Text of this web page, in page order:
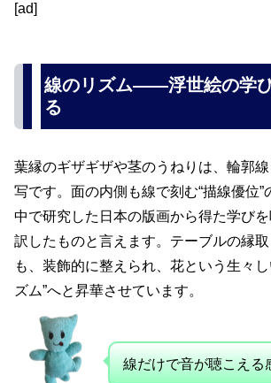
[ad]
線のリズム――浮世絵の学
る
葉縁のギザギザや茎のうねりは、輪郭
写です。面の内側も線で刻む“描線優位”
中で研究した日本の版画から得た学び
訳したものと言えます。テーブルの縁
も、装飾的に整えられ、花という生々し
ズム”へと昇華させています。
線だけで音が聴こえる